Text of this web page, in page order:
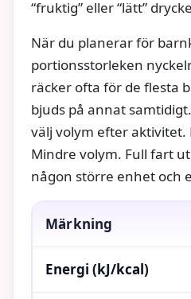
“fruktig” eller “lätt”
När du planerar för
portionsstorleken
räcker ofta för de flesta
bjuds på annat
välj volym efter aktivitet.
Mindre volym. Full fart
någon större enhet och
Märkning
Energi (kJ/kcal)